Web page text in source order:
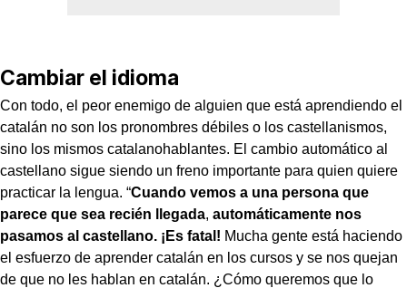
Cambiar el idioma
Con todo, el peor enemigo de alguien que está aprendiendo el
catalán no son los pronombres débiles o los castellanismos,
sino los mismos catalanohablantes. El cambio automático al
castellano sigue siendo un freno importante para quien quiere
practicar la lengua. “Cuando vemos a una persona que
parece que sea recién llegada, automáticamente nos
pasamos al castellano. ¡Es fatal! Mucha gente está haciendo
el esfuerzo de aprender catalán en los cursos y se nos quejan
de que no les hablan en catalán. ¿Cómo queremos que lo